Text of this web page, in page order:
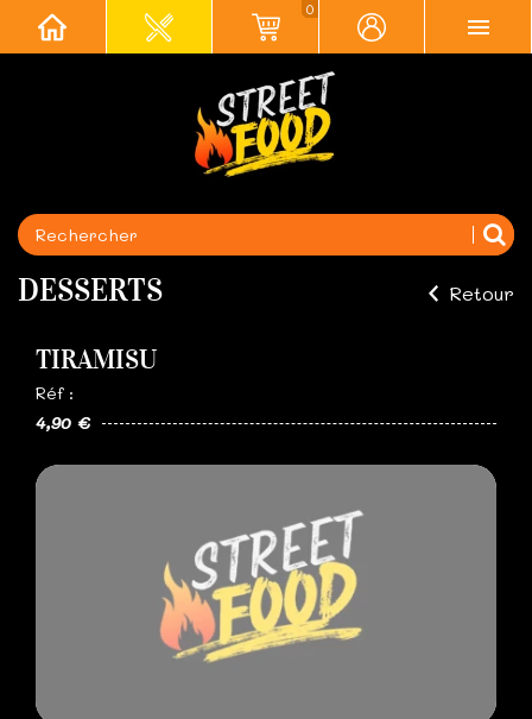
0
DESSERTS Retour
TIRAMISU
Réf :
4,90 €